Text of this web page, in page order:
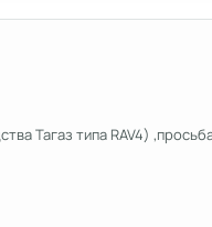
Тагаз типа RAV4)